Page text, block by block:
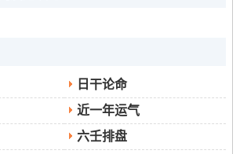
龙煞北
历七月廿六| 宜:嫁娶、祭祀、祈福、求
殓、安葬、除服、成服| 冲羊
历八月初二| 宜:祭祀、修坟、除服、成
馀事勿取| 冲牛煞西
日干论命
近一年运气
六壬排盘